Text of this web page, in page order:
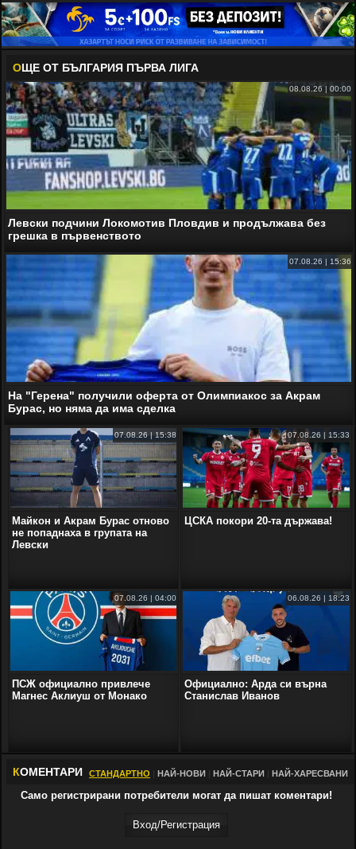
ОЩЕ ОТ БЪЛГАРИЯ ПЪРВА ЛИГА
08.08.26 | 00:00
Левски подчини Локомотив Пловдив и продължава без
грешка в първенството
07.08.26 | 15:36
На "Герена" получили оферта от Олимпиакос за Акрам
Бурас, но няма да има сделка
07.08.26 | 15:38
Майкон и Акрам Бурас отново
не попаднаха в групата на
Левски
07.08.26 | 15:33
ЦСКА покори 20-та държава!
07.08.26 | 04:00
ПСЖ официално привлече
Магнес Аклиуш от Монако
06.08.26 | 18:23
Официално: Арда си върна
Станислав Иванов
КОМЕНТАРИ СТАНДАРТНО НАЙ-НОВИ НАЙ-СТАРИ НАЙ-ХАРЕСВАНИ
Само регистрирани потребители могат да пишат коментари!
Вход/Регистрaция